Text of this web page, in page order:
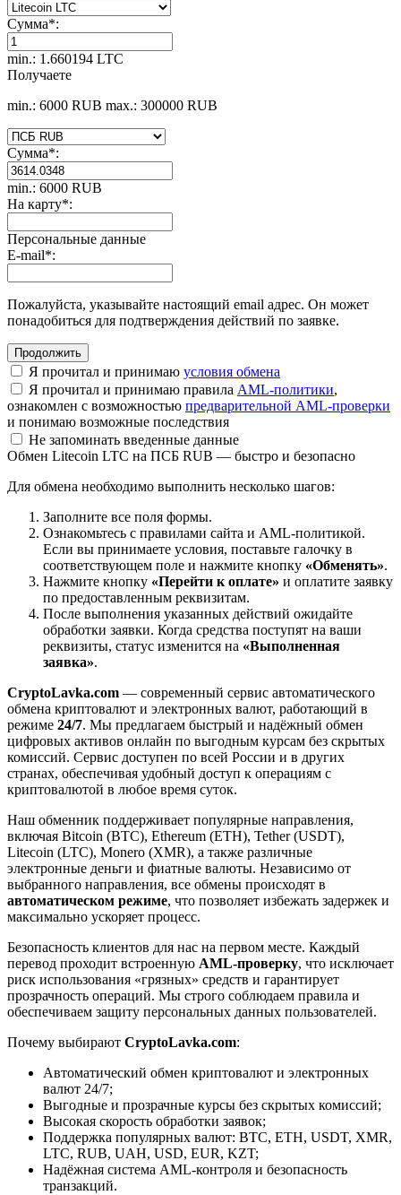
Сумма*:
min.: 1.660194 LTC
Получаете
min.: 6000 RUB max.: 300000 RUB
Сумма*:
min.: 6000 RUB
На карту*:
Персональные данные
E-mail*:
Пожалуйста, указывайте настоящий email адрес. Он может
понадобиться для подтверждения действий по заявке.
Я прочитал и принимаю условия обмена
Я прочитал и принимаю правила AML-политики,
ознакомлен с возможностью предварительной AML-проверки
и понимаю возможные последствия
Не запоминать введенные данные
Обмен Litecoin LTC на ПСБ RUB — быстро и безопасно
Для обмена необходимо выполнить несколько шагов:
Заполните все поля формы.
Ознакомьтесь с правилами сайта и AML-политикой.
Если вы принимаете условия, поставьте галочку в
соответствующем поле и нажмите кнопку «Обменять».
Нажмите кнопку «Перейти к оплате» и оплатите заявку
по предоставленным реквизитам.
После выполнения указанных действий ожидайте
обработки заявки. Когда средства поступят на ваши
реквизиты, статус изменится на «Выполненная
заявка».
CryptoLavka.com — современный сервис автоматического
обмена криптовалют и электронных валют, работающий в
режиме 24/7. Мы предлагаем быстрый и надёжный обмен
цифровых активов онлайн по выгодным курсам без скрытых
комиссий. Сервис доступен по всей России и в других
странах, обеспечивая удобный доступ к операциям с
криптовалютой в любое время суток.
Наш обменник поддерживает популярные направления,
включая Bitcoin (BTC), Ethereum (ETH), Tether (USDT),
Litecoin (LTC), Monero (XMR), а также различные
электронные деньги и фиатные валюты. Независимо от
выбранного направления, все обмены происходят в
автоматическом режиме, что позволяет избежать задержек и
максимально ускоряет процесс.
Безопасность клиентов для нас на первом месте. Каждый
перевод проходит встроенную AML-проверку, что исключает
риск использования «грязных» средств и гарантирует
прозрачность операций. Мы строго соблюдаем правила и
обеспечиваем защиту персональных данных пользователей.
Почему выбирают CryptoLavka.com:
Автоматический обмен криптовалют и электронных
валют 24/7;
Выгодные и прозрачные курсы без скрытых комиссий;
Высокая скорость обработки заявок;
Поддержка популярных валют: BTC, ETH, USDT, XMR,
LTC, RUB, UAH, USD, EUR, KZT;
Надёжная система AML-контроля и безопасность
транзакций.